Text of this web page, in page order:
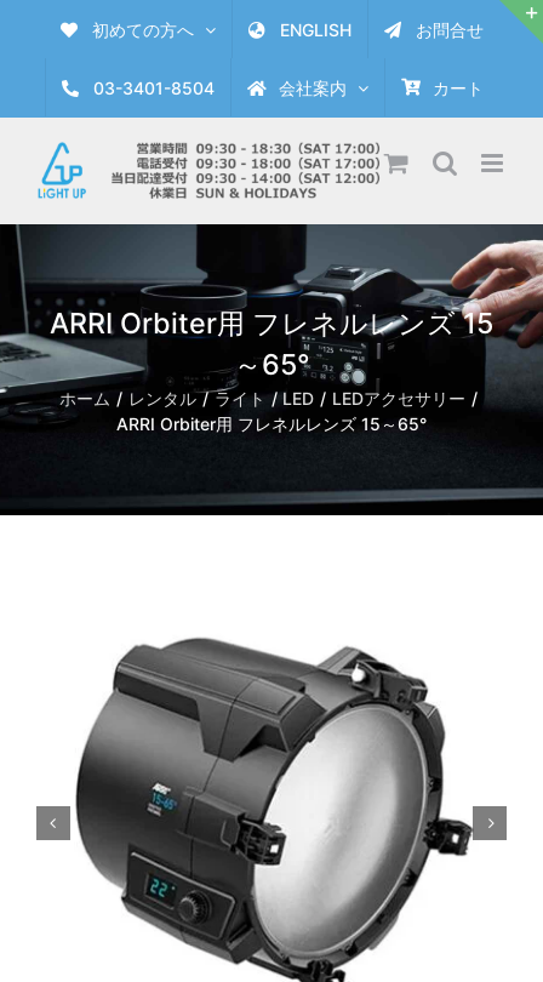
初めての方へ ENGLISH お問合せ
03-3401-8504 会社案内 カート
ARRI Orbiter用 フレネルレンズ 15
～65°
ホーム レンタル ライト LED
LEDアクセサリー
ARRI Orbiter用 フレネルレンズ 15～65°